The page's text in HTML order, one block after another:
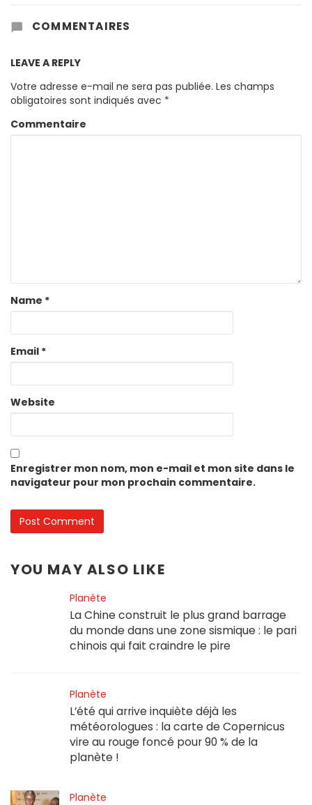
COMMENTAIRES
LEAVE A REPLY
Votre adresse e-mail ne sera pas publiée. Les champs
obligatoires sont indiqués avec *
Commentaire
Name *
Email *
Website
Enregistrer mon nom, mon e-mail et mon site dans le
navigateur pour mon prochain commentaire.
YOU MAY ALSO LIKE
Planète
La Chine construit le plus grand barrage
du monde dans une zone sismique : le pari
chinois qui fait craindre le pire
Planète
L’été qui arrive inquiète déjà les
météorologues : la carte de Copernicus
vire au rouge foncé pour 90 % de la
planète !
Planète